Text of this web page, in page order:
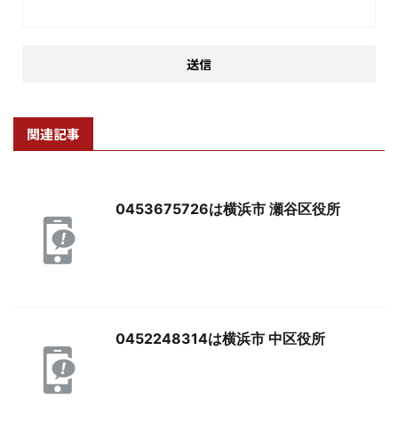
関連記事
0453675726は横浜市 瀬谷区役所
0452248314は横浜市 中区役所